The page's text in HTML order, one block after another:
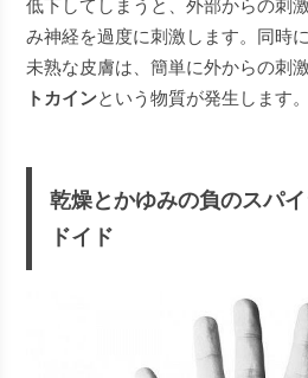
低下してしまうと、外部からの刺
み神経を過度に刺激します。同時
未熟な皮膚は、簡単に外からの刺
トカインという物質が発生します。
乾燥とかゆみの負のスパ
ドイド